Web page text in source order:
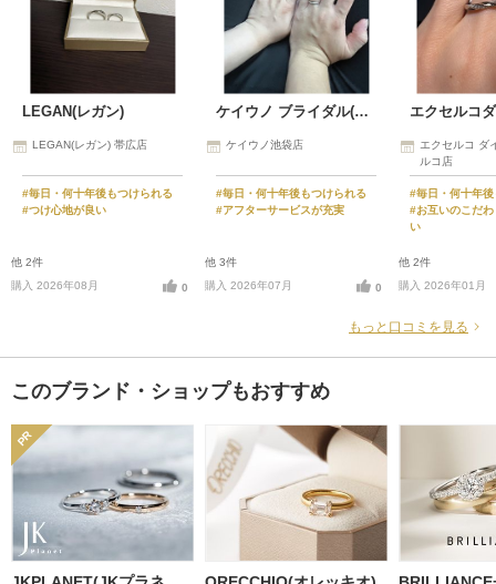
LEGAN(レガン)
LEGAN(レガン) 帯広店
#毎日・何十年後もつけられる
#つけ心地が良い
他 2件
購入 2026年08月
0
ケイウノ ブライダル(K.UNO BRIDAL)
ケイウノ池袋店
#毎日・何十年後もつけられる
#アフターサービスが充実
他 3件
購入 2026年07月
0
エクセルコ ダ
ルコ店
#毎日・何十年
#お互いのこだ
い
他 2件
購入 2026年01月
もっと口コミを見る
このブランド・ショップもおすすめ